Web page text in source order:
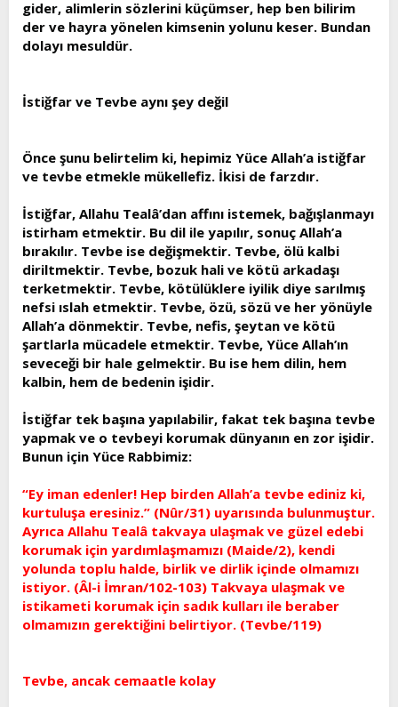
gider, alimlerin sözlerini küçümser, hep ben bilirim
der ve hayra yönelen kimsenin yolunu keser. Bundan
dolayı mesuldür.
İstiğfar ve Tevbe aynı şey değil
Önce şunu belirtelim ki, hepimiz Yüce Allah’a istiğfar
ve tevbe etmekle mükellefiz. İkisi de farzdır.
İstiğfar, Allahu Tealâ’dan affını istemek, bağışlanmayı
istirham etmektir. Bu dil ile yapılır, sonuç Allah’a
bırakılır. Tevbe ise değişmektir. Tevbe, ölü kalbi
diriltmektir. Tevbe, bozuk hali ve kötü arkadaşı
terketmektir. Tevbe, kötülüklere iyilik diye sarılmış
nefsi ıslah etmektir. Tevbe, özü, sözü ve her yönüyle
Allah’a dönmektir. Tevbe, nefis, şeytan ve kötü
şartlarla mücadele etmektir. Tevbe, Yüce Allah’ın
seveceği bir hale gelmektir. Bu ise hem dilin, hem
kalbin, hem de bedenin işidir.
İstiğfar tek başına yapılabilir, fakat tek başına tevbe
yapmak ve o tevbeyi korumak dünyanın en zor işidir.
Bunun için Yüce Rabbimiz:
“Ey iman edenler! Hep birden Allah’a tevbe ediniz ki,
kurtuluşa eresiniz.” (Nûr/31) uyarısında bulunmuştur.
Ayrıca Allahu Tealâ takvaya ulaşmak ve güzel edebi
korumak için yardımlaşmamızı (Maide/2), kendi
yolunda toplu halde, birlik ve dirlik içinde olmamızı
istiyor. (Âl-i İmran/102-103) Takvaya ulaşmak ve
istikameti korumak için sadık kulları ile beraber
olmamızın gerektiğini belirtiyor. (Tevbe/119)
Tevbe, ancak cemaatle kolay